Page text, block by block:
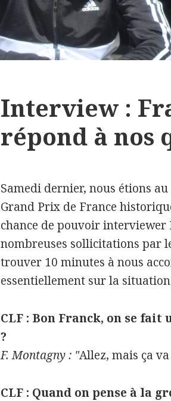
Interview :
répond à nos
Samedi dernier, nous étions
Grand Prix de France
chance de pouvoir
nombreuses sollicitations par
trouver 10 minutes à nous
essentiellement sur la
CLF : Bon Franck, on se
?
F. Montagny : "Allez, mais ça
CLF : Quand on pense à la